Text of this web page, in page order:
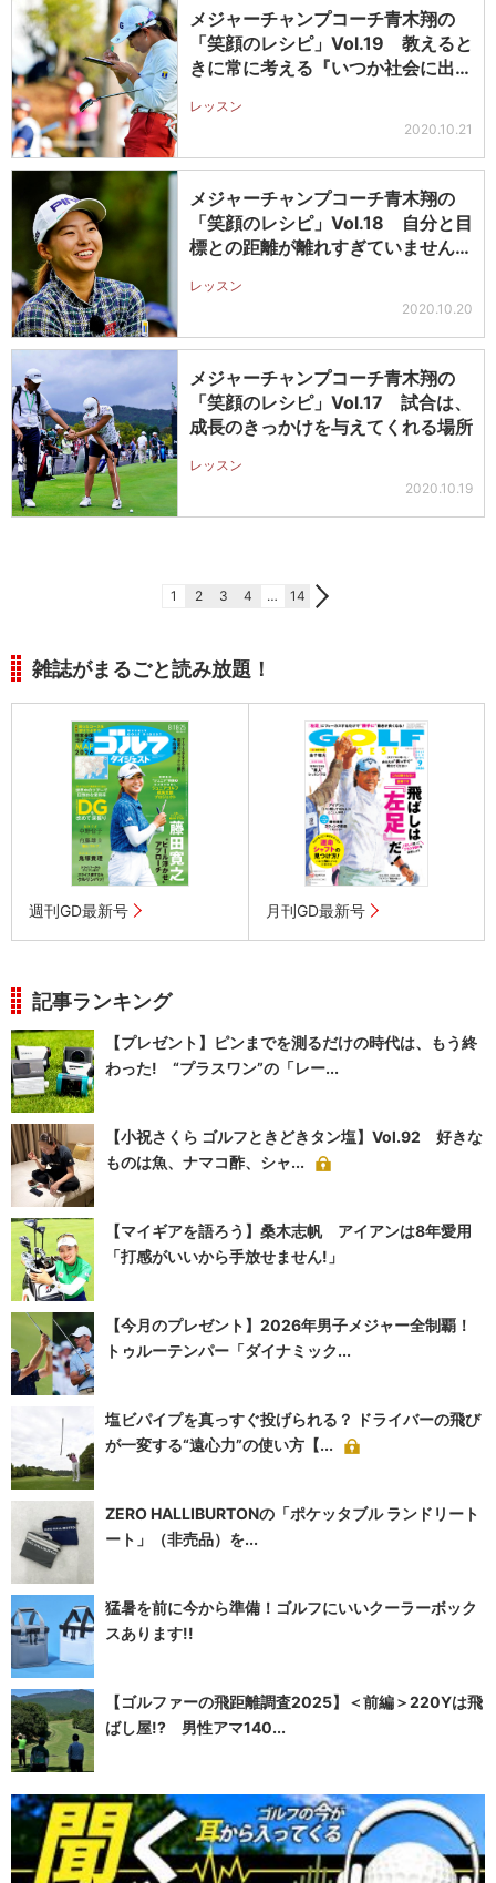
メジャーチャンプコーチ青木翔の
「笑顔のレシピ」Vol.19 教えると
きに常に考える『いつか社会に出
レッスン
2020.10.21
メジャーチャンプコーチ青木翔の
「笑顔のレシピ」Vol.18 自分と目
標との距離が離れすぎていません
レッスン
2020.10.20
メジャーチャンプコーチ青木翔の
「笑顔のレシピ」Vol.17 試合は、
成長のきっかけを与えてくれる場所
レッスン
2020.10.19
1 2 3 4 … 14
雑誌がまるごと読み放題！
週刊GD最新号 月刊GD最新号
記事ランキング
【プレゼント】ピンまでを測るだけの時代は、もう終
わった! “プラスワン”の「レー...
【小祝さくら ゴルフときどきタン塩】Vol.92 好きな
ものは魚、ナマコ酢、シャ...
【マイギアを語ろう】桑木志帆 アイアンは8年愛用
「打感がいいから手放せません!」
【今月のプレゼント】2026年男子メジャー全制覇！
トゥルーテンパー「ダイナミック...
塩ビパイプを真っすぐ投げられる？ ドライバーの飛び
が一変する“遠心力”の使い方【...
ZERO HALLIBURTONの「ポケッタブル ランドリート
ート」（非売品）を...
猛暑を前に今から準備！ゴルフにいいクーラーボック
スあります!!
【ゴルファーの飛距離調査2025】＜前編＞220Yは飛
ばし屋!? 男性アマ140...